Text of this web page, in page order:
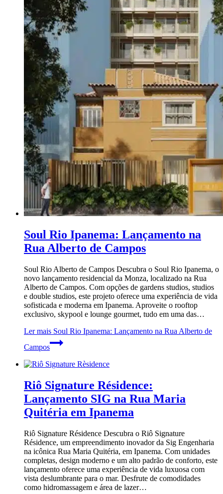
Soul Rio Ipanema: Lançamento na
Rua Alberto de Campos
Soul Rio Alberto de Campos Descubra o Soul Rio Ipanema, o
novo lançamento residencial da Monza, localizado na Rua
Alberto de Campos. Com opções de gardens studios, studios
e double studios, este projeto oferece uma experiência de vida
sofisticada e moderna em Ipanema. Aproveite o rooftop
exclusivo, skypool e lounge gourmet, tudo em uma das…
Ler mais Soul Rio Ipanema: Lançamento na Rua Alberto de
Campos
Riô Signature Résidence:
Lançamento SIG na Rua Maria
Quitéria em Ipanema
Riô Signature Résidence Descubra o Riô Signature
Résidence, um empreendimento inovador da Sig Engenharia
na icônica Rua Maria Quitéria, em Ipanema. Com unidades
completas, design moderno e um alto padrão de conforto, este
lançamento oferece uma experiência de vida luxuosa com
vista deslumbrante para o mar. Desfrute de comodidades
como hidromassagem e área de lazer…